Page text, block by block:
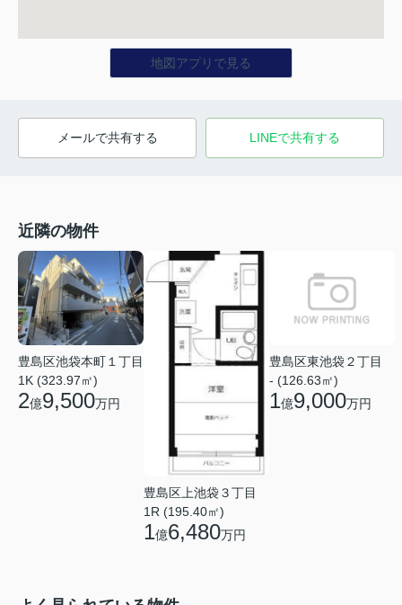
地図アプリで見る
メールで共有する LINEで共有する
近隣の物件
豊島区池袋本町１丁目
1K (323.97㎡)
2億9,500万円
豊島区上池袋３丁目
1R (195.40㎡)
1億6,480万円
豊島区東池袋２丁目
- (126.63㎡)
1億9,000万円